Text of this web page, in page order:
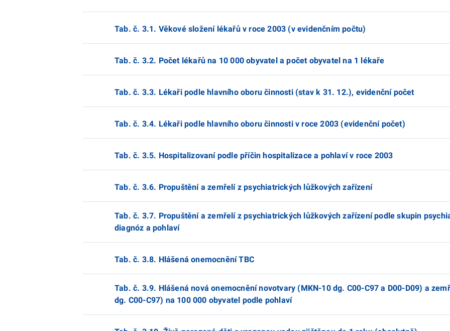
Tab. č. 3.1. Věkové složení lékařů v roce 2003 (v evidenčním počtu)
Tab. č. 3.2. Počet lékařů na 10 000 obyvatel a počet obyvatel na 1 lékaře
Tab. č. 3.3. Lékaři podle hlavního oboru činnosti (stav k 31. 12.), evidenční počet
Tab. č. 3.4. Lékaři podle hlavního oboru činnosti v roce 2003 (evidenční počet)
Tab. č. 3.5. Hospitalizovaní podle příčin hospitalizace a pohlaví v roce 2003
Tab. č. 3.6. Propuštění a zemřelí z psychiatrických lůžkových zařízení
Tab. č. 3.7. Propuštění a zemřelí z psychiatrických lůžkových zařízení podle skupin
diagnóz a pohlaví
Tab. č. 3.8. Hlášená onemocnění TBC
Tab. č. 3.9. Hlášená nová onemocnění novotvary (MKN-10 dg. C00-C97 a D00-D09) a
dg. C00-C97) na 100 000 obyvatel podle pohlaví